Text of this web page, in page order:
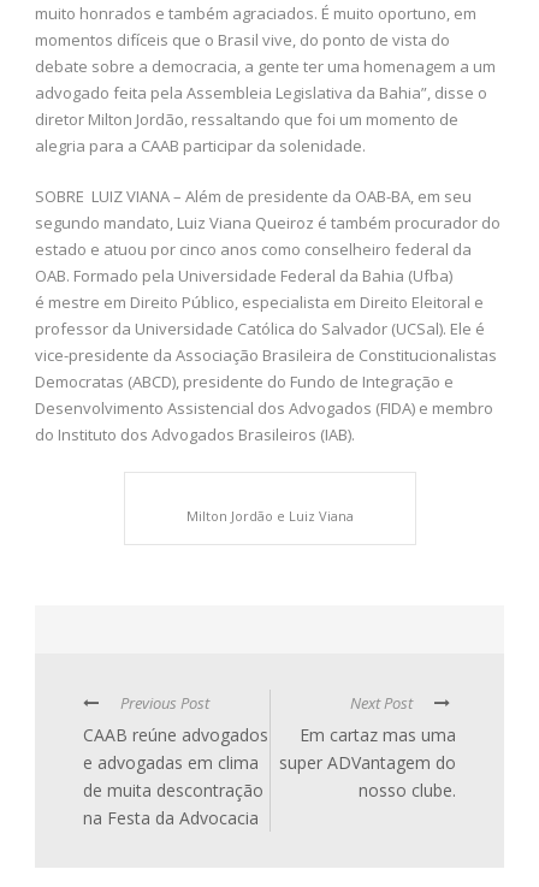
muito honrados e também agraciados. É muito oportuno, em
momentos difíceis que o Brasil vive, do ponto de vista do
debate sobre a democracia, a gente ter uma homenagem a um
advogado feita pela Assembleia Legislativa da Bahia”, disse o
diretor Milton Jordão, ressaltando que foi um momento de
alegria para a CAAB participar da solenidade.
SOBRE LUIZ VIANA – Além de presidente da OAB-BA, em seu
segundo mandato, Luiz Viana Queiroz é também procurador do
estado e atuou por cinco anos como conselheiro federal da
OAB. Formado pela Universidade Federal da Bahia (Ufba)
é mestre em Direito Público, especialista em Direito Eleitoral e
professor da Universidade Católica do Salvador (UCSal). Ele é
vice-presidente da Associação Brasileira de Constitucionalistas
Democratas (ABCD), presidente do Fundo de Integração e
Desenvolvimento Assistencial dos Advogados (FIDA) e membro
do Instituto dos Advogados Brasileiros (IAB).
Milton Jordão e Luiz Viana
Previous Post
CAAB reúne advogados
e advogadas em clima
de muita descontração
na Festa da Advocacia
Next Post
Em cartaz mas uma
super ADVantagem do
nosso clube.